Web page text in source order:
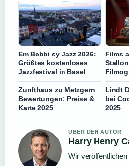
Em Bebbi sy Jazz 2026:
Größtes kostenloses
Jazzfestival in Basel
Films
Zunfthaus zu Metzgern
Bewertungen: Preise &
Karte 2025
Lindt
bei
2025
UBER DEN AUTOR
Harry Henry
Wir